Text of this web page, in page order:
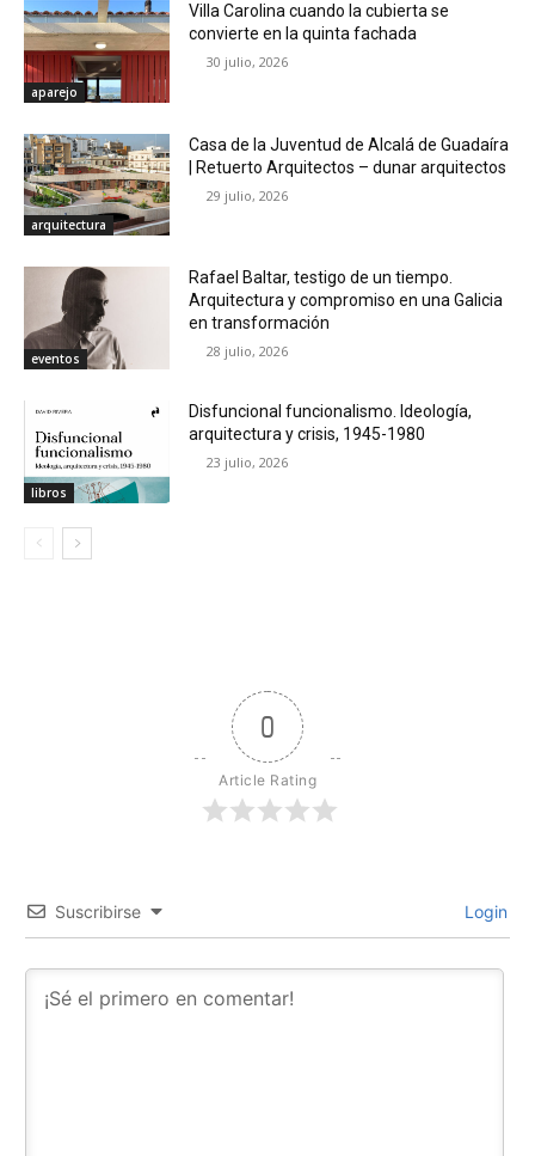
aparejo
Villa Carolina cuando la cubierta se
convierte en la quinta fachada
30 julio, 2026
arquitectura
Casa de la Juventud de Alcalá de Guadaíra
| Retuerto Arquitectos – dunar arquitectos
29 julio, 2026
eventos
Rafael Baltar, testigo de un tiempo.
Arquitectura y compromiso en una Galicia
en transformación
28 julio, 2026
libros
Disfuncional funcionalismo. Ideología,
arquitectura y crisis, 1945-1980
23 julio, 2026
0
Article Rating
Suscribirse Login